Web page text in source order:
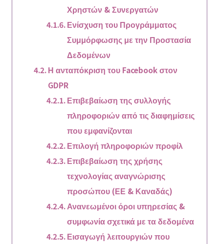
Χρηστών & Συνεργατών
Ενίσχυση του Προγράμματος
Συμμόρφωσης με την Προστασία
Δεδομένων
Η ανταπόκριση του Facebook στον
GDPR
Επιβεβαίωση της συλλογής
πληροφοριών από τις διαφημίσεις
που εμφανίζονται
Επιλογή πληροφοριών προφίλ
Επιβεβαίωση της χρήσης
τεχνολογίας αναγνώρισης
προσώπου (ΕΕ & Καναδάς)
Ανανεωμένοι όροι υπηρεσίας &
συμφωνία σχετικά με τα δεδομένα
Εισαγωγή λειτουργιών που